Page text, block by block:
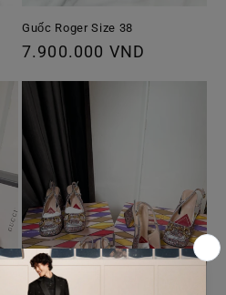
Guốc Roger Size 38
Giá
thường
7.900.000 VND